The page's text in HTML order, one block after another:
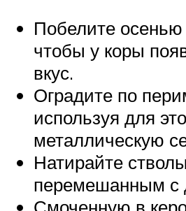
Побелите осенью
чтобы у коры
вкус.
Оградите по
используя для
металлическую
Натирайте
перемешанным с